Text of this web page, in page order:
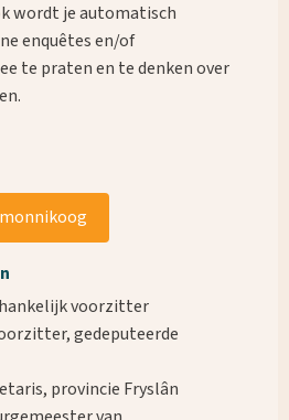
wordt je automatisch
enquêtes en/of
te praten en te denken over
voorzitter
gedeputeerde
provincie Fryslân